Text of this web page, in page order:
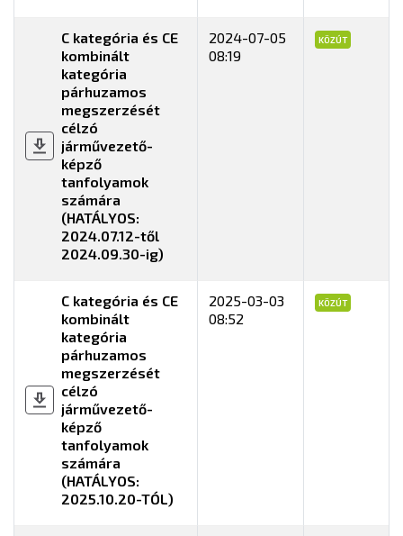
C kategória és CE
kombinált
kategória
párhuzamos
megszerzését
célzó
járművezető-
képző
tanfolyamok
számára
(HATÁLYOS:
2024.07.12-től
2024.09.30-ig)
2024-07-05
08:19
KÖZÚT
C kategória és CE
kombinált
kategória
párhuzamos
megszerzését
célzó
járművezető-
képző
tanfolyamok
számára
(HATÁLYOS:
2025.10.20-TÓL)
2025-03-03
08:52
KÖZÚT